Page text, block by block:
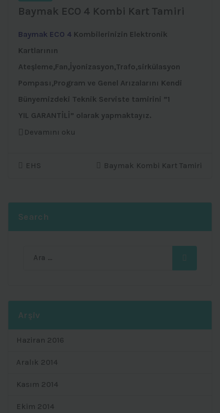
Baymak ECO 4 Kombi Kart Tamiri
Baymak ECO 4 Kombilerinizin Elektronik
Kartlarının
Ateşleme,Fan,İyonizasyon,Trafo,sirkülasyon
Pompası,Program ve Genel Arızalarını Kendi
Bünyemizdeki Teknik Serviste tamirini ”1
YIL GARANTİLİ” olarak yapmaktayız.
Devamını oku
EHS Baymak Kombi Kart Tamiri
Search
Arşiv
Haziran 2016
Aralık 2014
Kasım 2014
Ekim 2014